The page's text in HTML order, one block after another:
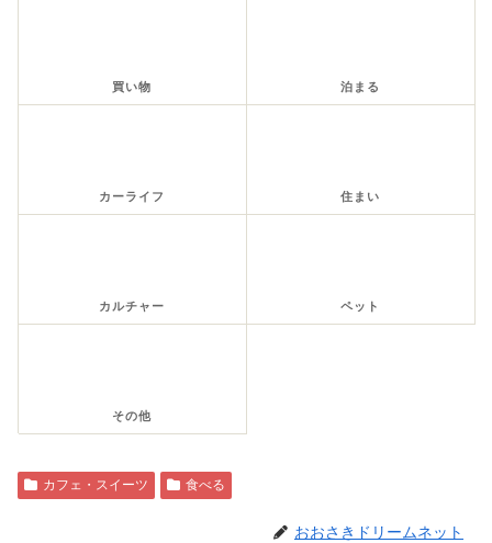
買い物 泊まる
カーライフ 住まい
カルチャー ペット
その他
カフェ・スイーツ 食べる
おおさきドリームネット